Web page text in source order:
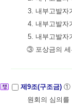
3. 내부고발자
4. 내부고발자
5. 내부고발자
③ 포상금의 세
제9조(구조금) ①
원회의 심의